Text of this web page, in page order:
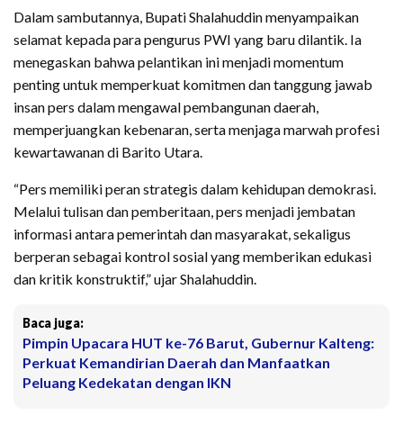
Dalam sambutannya, Bupati Shalahuddin menyampaikan
selamat kepada para pengurus PWI yang baru dilantik. Ia
menegaskan bahwa pelantikan ini menjadi momentum
penting untuk memperkuat komitmen dan tanggung jawab
insan pers dalam mengawal pembangunan daerah,
memperjuangkan kebenaran, serta menjaga marwah profesi
kewartawanan di Barito Utara.
“Pers memiliki peran strategis dalam kehidupan demokrasi.
Melalui tulisan dan pemberitaan, pers menjadi jembatan
informasi antara pemerintah dan masyarakat, sekaligus
berperan sebagai kontrol sosial yang memberikan edukasi
dan kritik konstruktif,” ujar Shalahuddin.
Baca juga:
Pimpin Upacara HUT ke-76 Barut, Gubernur Kalteng:
Perkuat Kemandirian Daerah dan Manfaatkan
Peluang Kedekatan dengan IKN